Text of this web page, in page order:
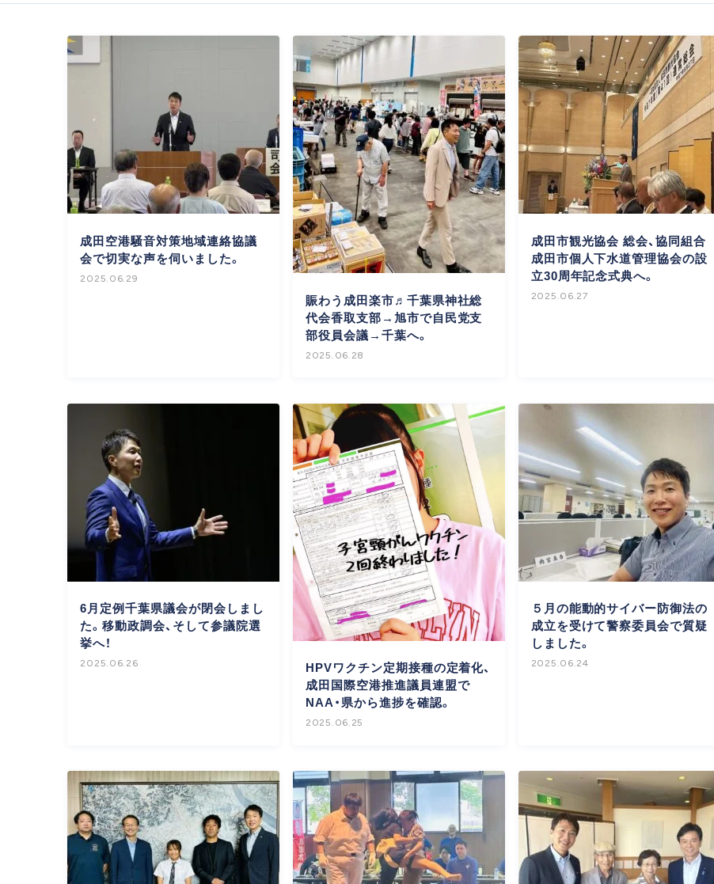
成田空港騒音対策地域連絡協議
会で切実な声を伺いました。
2025.06.29
賑わう成田楽市♬千葉県神社総
代会香取支部→旭市で自民党支
部役員会議→千葉へ。
2025.06.28
成田市観光協会 総会、協同組合
成田市個人下水道管理協会の設
立30周年記念式典へ。
2025.06.27
6月定例千葉県議会が閉会しまし
た。移動政調会、そして参議院選
挙へ！
2025.06.26
HPVワクチン定期接種の定着化、
成田国際空港推進議員連盟で
NAA・県から進捗を確認。
2025.06.25
５月の能動的サイバー防御法の
成立を受けて警察委員会で質疑
しました。
2025.06.24